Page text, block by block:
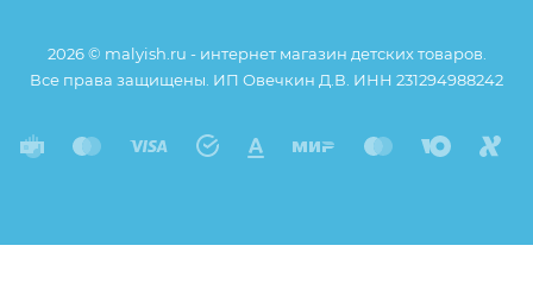
2026 © malyish.ru - интернет магазин детских товаров.
Все права защищены. ИП Овечкин Д.В. ИНН 231294988242